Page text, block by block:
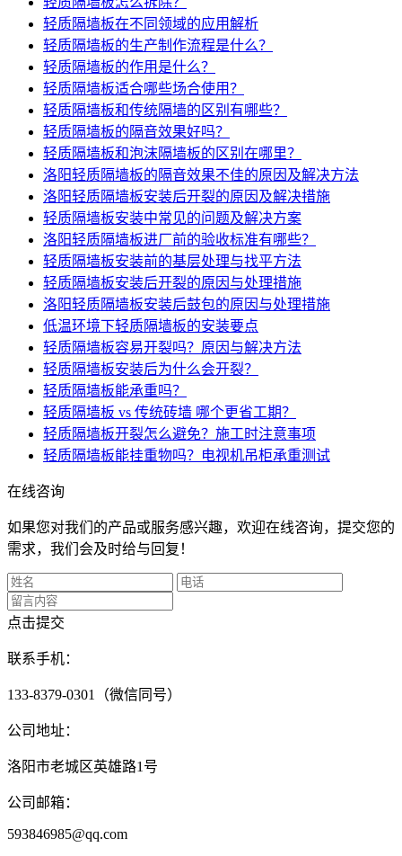
轻质隔墙板在不同领域的应用解析
轻质隔墙板的生产制作流程是什么？
轻质隔墙板的作用是什么？
轻质隔墙板适合哪些场合使用？
轻质隔墙板和传统隔墙的区别有哪些？
轻质隔墙板的隔音效果好吗？
轻质隔墙板和泡沫隔墙板的区别在哪里？
洛阳轻质隔墙板的隔音效果不佳的原因及解决方法
洛阳轻质隔墙板安装后开裂的原因及解决措施
轻质隔墙板安装中常见的问题及解决方案
洛阳轻质隔墙板进厂前的验收标准有哪些？
轻质隔墙板安装前的基层处理与找平方法
轻质隔墙板安装后开裂的原因与处理措施
洛阳轻质隔墙板安装后鼓包的原因与处理措施
低温环境下轻质隔墙板的安装要点
轻质隔墙板容易开裂吗？原因与解决方法
轻质隔墙板安装后为什么会开裂？
轻质隔墙板能承重吗？
轻质隔墙板 vs 传统砖墙 哪个更省工期？
轻质隔墙板开裂怎么避免？施工时注意事项
轻质隔墙板能挂重物吗？电视机吊柜承重测试
在线咨询
如果您对我们的产品或服务感兴趣，欢迎在线咨询，提交您的
需求，我们会及时给与回复！
点击提交
联系手机：
133-8379-0301（微信同号）
公司地址：
洛阳市老城区英雄路1号
公司邮箱：
593846985@qq.com